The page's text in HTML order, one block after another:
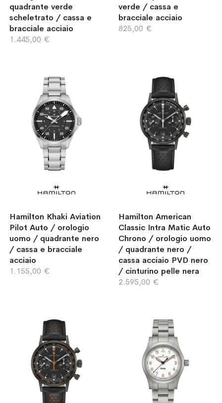
quadrante verde
scheletrato / cassa e
bracciale acciaio
1.445,00 €
verde / cassa e
bracciale acciaio
825,00 €
Hamilton Khaki Aviation
Pilot Auto / orologio
uomo / quadrante nero
/ cassa e bracciale
acciaio
1.155,00 €
Hamilton American
Classic Intra Matic Auto
Chrono / orologio uomo
/ quadrante nero /
cassa acciaio PVD nero
/ cinturino pelle nera
2.595,00 €